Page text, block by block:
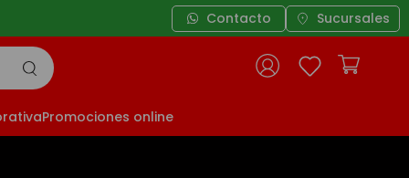
Contacto Sucursales
Promociones online